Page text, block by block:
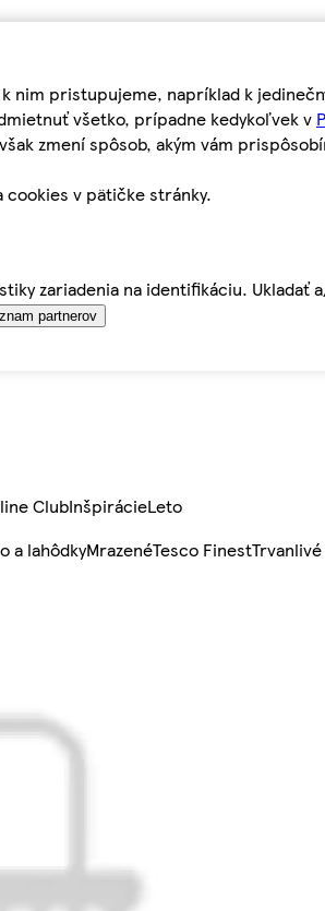
nim pristupujeme, napríklad k
všetko, prípadne kedykoľvek v
zmení spôsob, akým vám
cookies v pätičke stránky.
zariadenia na identifikáciu.
partnerov
ClubInšpirácieLeto
a lahôdkyMrazenéTesco Finest